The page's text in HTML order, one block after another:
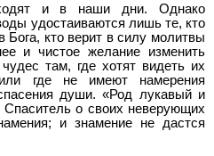
и в наши дни. Однако
удостаиваются лишь те, кто
Бога, кто верит в силу молитвы
и чистое желание изменить
там, где хотят видеть их
где не имеют намерения
души. «Род лукавый и
о своих неверующих
и знамение не дастся